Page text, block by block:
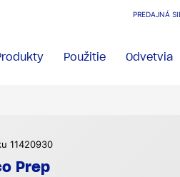
PREDAJNÁ
Použitie Odvetvia
11420930
Prep